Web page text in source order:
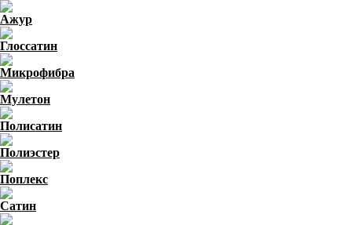
Ажур
Глоссатин
Микрофибра
Мулетон
Полисатин
Полиэстер
Поплекс
Сатин